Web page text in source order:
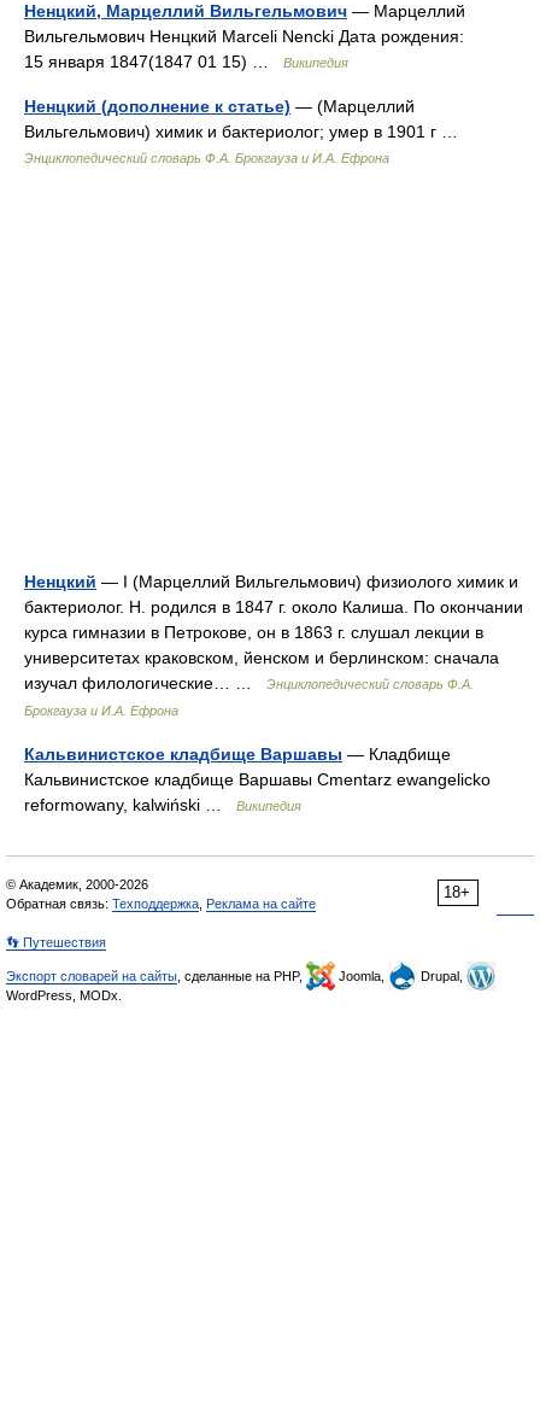
Ненцкий, Марцеллий Вильгельмович — Марцеллий
Вильгельмович Ненцкий Marceli Nencki Дата рождения:
15 января 1847(1847 01 15) …
Википедия
Ненцкий (дополнение к статье) — (Марцеллий
Вильгельмович) химик и бактериолог; умер в 1901 г …
Энциклопедический словарь Ф.А. Брокгауза и И.А. Ефрона
Ненцкий — I (Марцеллий Вильгельмович) физиолого химик и
бактериолог. Н. родился в 1847 г. около Калиша. По окончании
курса гимназии в Петрокове, он в 1863 г. слушал лекции в
университетах краковском, йенском и берлинском: сначала
изучал филологические… …
Энциклопедический словарь Ф.А.
Брокгауза и И.А. Ефрона
Кальвинистское кладбище Варшавы — Кладбище
Кальвинистское кладбище Варшавы Cmentarz ewangelicko
reformowany, kalwiński …
Википедия
18+
© Академик, 2000-2026
Обратная связь: Техподдержка Реклама на сайте
👣 Путешествия
Экспорт словарей на сайты , сделанные на PHP, Joomla,
Drupal,
WordPress, MODx.